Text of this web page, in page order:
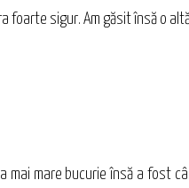
foarte sigur. Am găsit însă o
mare bucurie însă a fost